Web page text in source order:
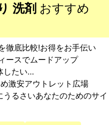
洗剤 おすすめ
徹底比較!お得をお手伝い
ースでムードアップ
したい…
激安アウトレット広場
うるさいあなたのためのサイ